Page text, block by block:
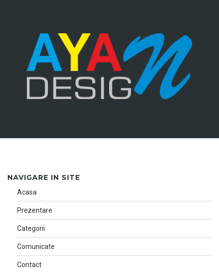
NAVIGARE IN SITE
Acasa
Prezentare
Categorii
Comunicate
Contact